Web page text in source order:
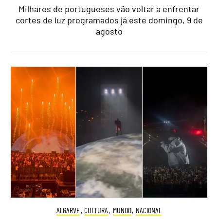
Milhares de portugueses vão voltar a enfrentar
cortes de luz programados já este domingo, 9 de
agosto
ALGARVE, CULTURA , MUNDO, NACIONAL